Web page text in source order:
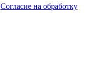
Согласие на обработку